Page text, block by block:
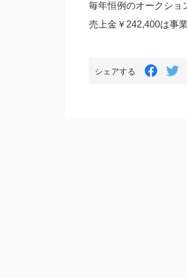
毎年恒例のオークショ
売上金￥242,400は事
シェアする